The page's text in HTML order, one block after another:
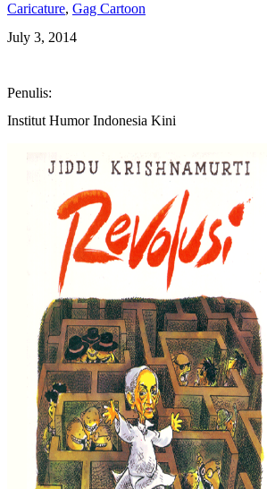
Caricature, Gag Cartoon
July 3, 2014
Penulis:
Institut Humor Indonesia Kini